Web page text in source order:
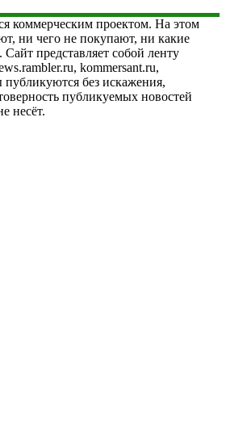
коммерческим проектом. На этом
ни чего не покупают, ни какие
представляет собой ленту
kommersant.ru,
без искажения,
публикуемых новостей
несёт.